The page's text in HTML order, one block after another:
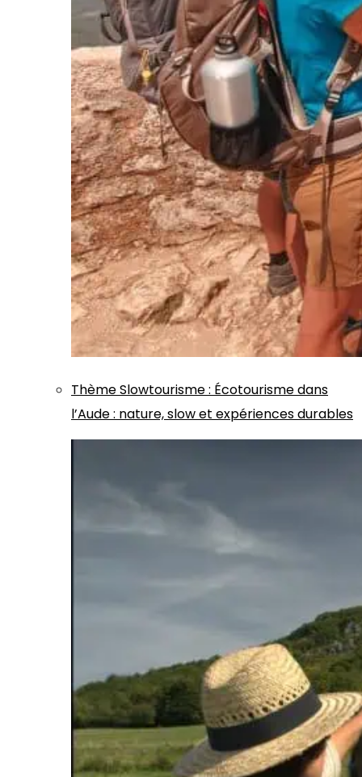
ThèmeSlowtourisme: Écotourisme dans
l’Aude : nature, slow et expériences durables